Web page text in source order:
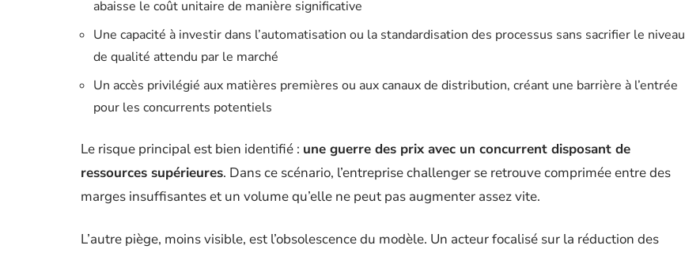
abaisse le coût unitaire de manière significative
Une capacité à investir dans l’automatisation ou la standardisation des processus sans sacrifier le niveau
de qualité attendu par le marché
Un accès privilégié aux matières premières ou aux canaux de distribution, créant une barrière à l’entrée
pour les concurrents potentiels
Le risque principal est bien identifié : une guerre des prix avec un concurrent disposant de
ressources supérieures. Dans ce scénario, l’entreprise challenger se retrouve comprimée entre des
marges insuffisantes et un volume qu’elle ne peut pas augmenter assez vite.
L’autre piège, moins visible, est l’obsolescence du modèle. Un acteur focalisé sur la réduction des